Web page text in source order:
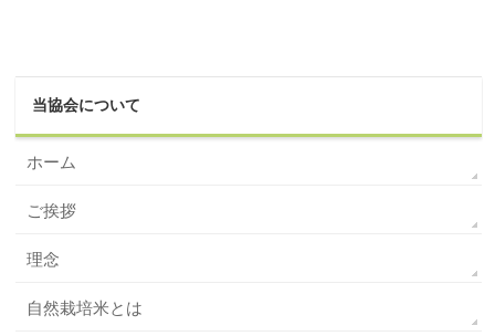
当協会について
ホーム
ご挨拶
理念
自然栽培米とは